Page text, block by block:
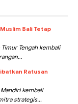
Bali Tetap
Tengah kembali
Ratusan
Mandiri kembali
strategis...